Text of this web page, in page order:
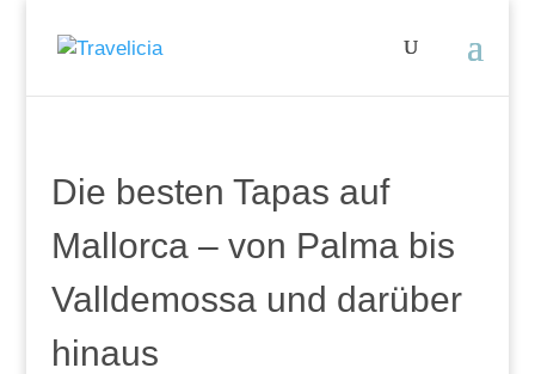
Die besten Tapas auf
Mallorca – von Palma bis
Valldemossa und darüber
hinaus